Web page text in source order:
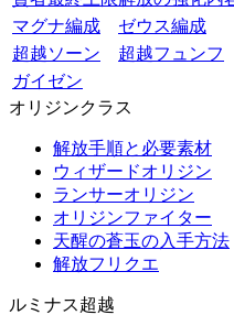
マグナ編成
ゼウス編成
超越ソーン
超越フュンフ
ガイゼン
オリジンクラス
解放手順と必要素材
ウィザードオリジン
ランサーオリジン
オリジンファイター
天醒の蒼玉の入手方法
解放フリクエ
ルミナス超越